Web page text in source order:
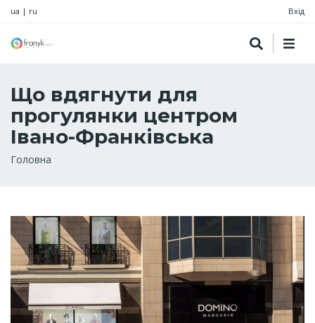
ua | ru Вхід
Що вдягнути для
прогулянки центром
Івано-Франківська
Рядок
Головна